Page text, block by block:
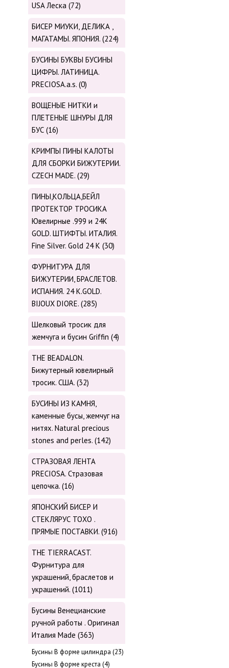
USA Леска (72)
БИСЕР МИУКИ, ДЕЛИКА ,
МАГАТАМЫ. ЯПОНИЯ. (224)
БУСИНЫ БУКВЫ БУСИНЫ
ЦИФРЫ. ЛАТИНИЦА.
PRECIOSA.a.s. (0)
ВОЩЕНЫЕ НИТКИ и
ПЛЕТЕНЫЕ ШНУРЫ ДЛЯ
БУС (16)
КРИМПЫ ПИНЫ КАЛОТЫ
ДЛЯ СБОРКИ БИЖУТЕРИИ.
CZECH MADE. (29)
ПИНЫ,КОЛЬЦА,БЕЙЛ
ПРОТЕКТОР ТРОСИКА
Ювелирные .999 и 24К
GOLD. ШТИФТЫ. ИТАЛИЯ.
Fine Silver. Gold 24 K (30)
ФУРНИТУРА ДЛЯ
БИЖУТЕРИИ, БРАСЛЕТОВ.
ИСПАНИЯ. 24 K.GOLD.
BIJOUX DIORE. (285)
Шелковый тросик для
жемчуга и бусин Griffin (4)
THE BEADALON.
Бижутерный ювелирный
тросик. США. (32)
БУСИНЫ ИЗ КАМНЯ,
каменные бусы, жемчуг на
нитях. Natural precious
stones and perles. (142)
СТРАЗОВАЯ ЛЕНТА
PRECIOSA. Стразовая
цепочка. (16)
ЯПОНСКИЙ БИСЕР И
СТЕКЛЯРУС TOХО .
ПРЯМЫЕ ПОСТАВКИ. (916)
THE TIERRACAST.
Фурнитура для
украшений, браслетов и
украшений. (1011)
Бусины Венецианские
ручной работы . Оригинал
Италия Made (363)
Буcины В форме цилиндра (23)
Бусины В форме креста (4)